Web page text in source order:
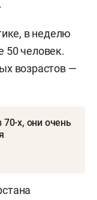
в неделю
50 человек.
возрастов —
х, они очень